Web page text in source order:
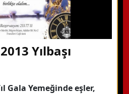
Yılbaşı
Gala Yemeğinde eşler,